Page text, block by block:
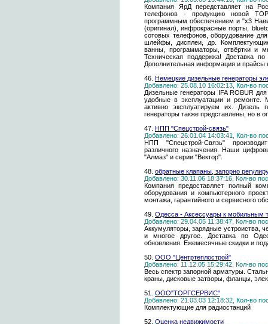
Компания ЯрД передставляет на
телефонов - продукцию новой
программным обеспечением и "х3
(оригинал), инфрокрасные порты,
сотовых телефонов, оборудование
шлейфы, дисплеи, др.
ванны, программаторы, отвёртки и
Техническая поддержка! Доставка
Дополнительная информация и прайсы
46. Немецкие дизельные генераторы
Добавлено: 25.08.10 16:02:13, Кол-во
Дизельные генераторы IFA ROBUR
удобные в эксплуатации и ремонте.
активно эксплуатируем их. Дизель
генераторы также представлены, но в
47. НПП "Спецстрой-связь"
Добавлено: 26.01.04 14:03:41, Кол-во
НПП "Спецстрой-Связь"
различного назначения. Наши
"Алмаз" и серии "Вектор".
48. обратные клапаны, запорно
Добавлено: 30.11.06 18:37:16, Кол-во
Компания предоставляет полный
оборудования и компьютерного
монтажа, гарантийного и сервисного
49. Одесса - Аксессуары к мобильным
Добавлено: 29.04.05 11:38:47, Кол-во
Аккумуляторы, зарядные устроиства,
и многое другое. Доставка по
обновления. Ежемесячные скидки и
50. ООО "Центртеплострой"
Добавлено: 11.12.05 15:29:42, Кол-во
Весь спектр запорной арматуры.
краны, дисковые затворы, фланцы,
51. ООО"ТОРГСЕРВИС"
Добавлено: 21.03.03 12:18:32, Кол-во
Комплектующие для радиостанций
52. Оценка недвижимости